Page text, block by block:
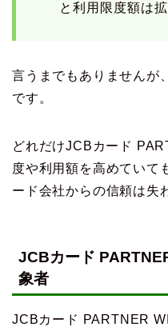
と利用限度額は
言うまでもありませんが
です。
どれだけJCBカード
度や利用額を高めていて
ード会社からの信頼は失
JCBカード
象者
JCBカード PARTNER